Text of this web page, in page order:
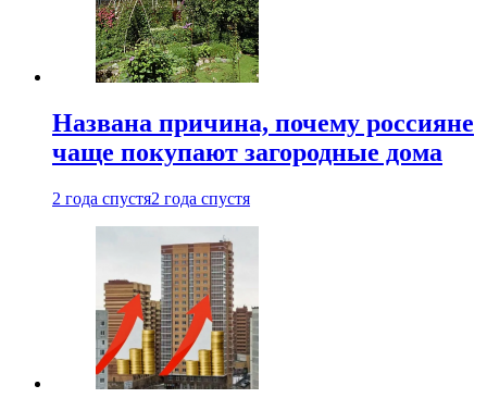
Названа причина, почему россияне
чаще покупают загородные дома
2 года спустя2 года спустя